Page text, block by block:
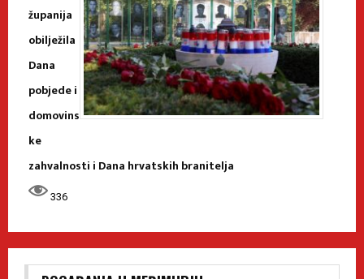
županija
obilježila
Dana
pobjede i
domovins
ke
zahvalnosti i Dana hrvatskih branitelja
336